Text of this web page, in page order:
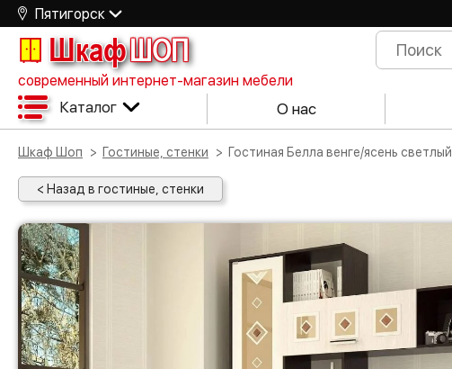
Пятигорск
ШкафШОП
современный интернет-магазин мебели
Каталог О нас
Шкаф Шоп Гостиные, стенки Гостиная Белла венге/ясень светлый
< Назад в гостиные, стенки